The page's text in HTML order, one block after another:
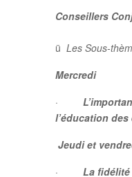
Conseillers
ü Les Sous-
Mercredi
·
l’éducation
Jeudi et
· La